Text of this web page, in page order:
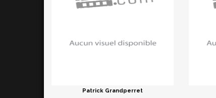
Patrick Grandperret